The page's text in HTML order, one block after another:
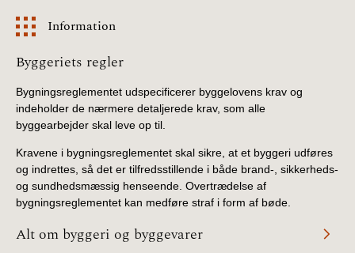
Information
Information
Byggeriets regler
Bygningsreglementet udspecificerer byggelovens krav og
indeholder de nærmere detaljerede krav, som alle
byggearbejder skal leve op til.
Kravene i bygningsreglementet skal sikre, at et byggeri udføres
og indrettes, så det er tilfredsstillende i både brand-, sikkerheds-
og sundhedsmæssig henseende. Overtrædelse af
bygningsreglementet kan medføre straf i form af bøde.
Alt om byggeri og byggevarer